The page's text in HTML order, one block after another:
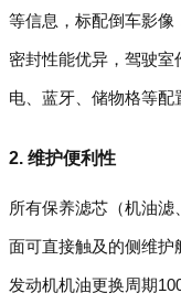
等信息，标配倒车影像
密封性能优异，驾驶
电、蓝牙、储物格等配
2. 维护便利性
所有保养滤芯（机油
面可直接触及的侧维护
发动机机油更换周期